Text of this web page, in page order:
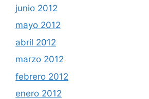
junio 2012
mayo 2012
abril 2012
marzo 2012
febrero 2012
enero 2012